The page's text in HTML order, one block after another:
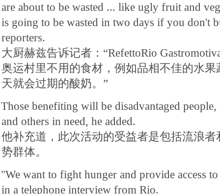
are about to be wasted ... like ugly fruit and
is going to be wasted in two days if you don't
reporters.
大厨赫兹告诉记者：“RefettoRio
奥运村里不用的食材，例如品相不佳的水
天就会过期的酸奶。”
Those benefiting will be disadvantaged
and others in need, he added.
他补充道，此次活动的受益者是包括流浪
势群体。
"We want to fight hunger and provide access
in a telephone interview from Rio.